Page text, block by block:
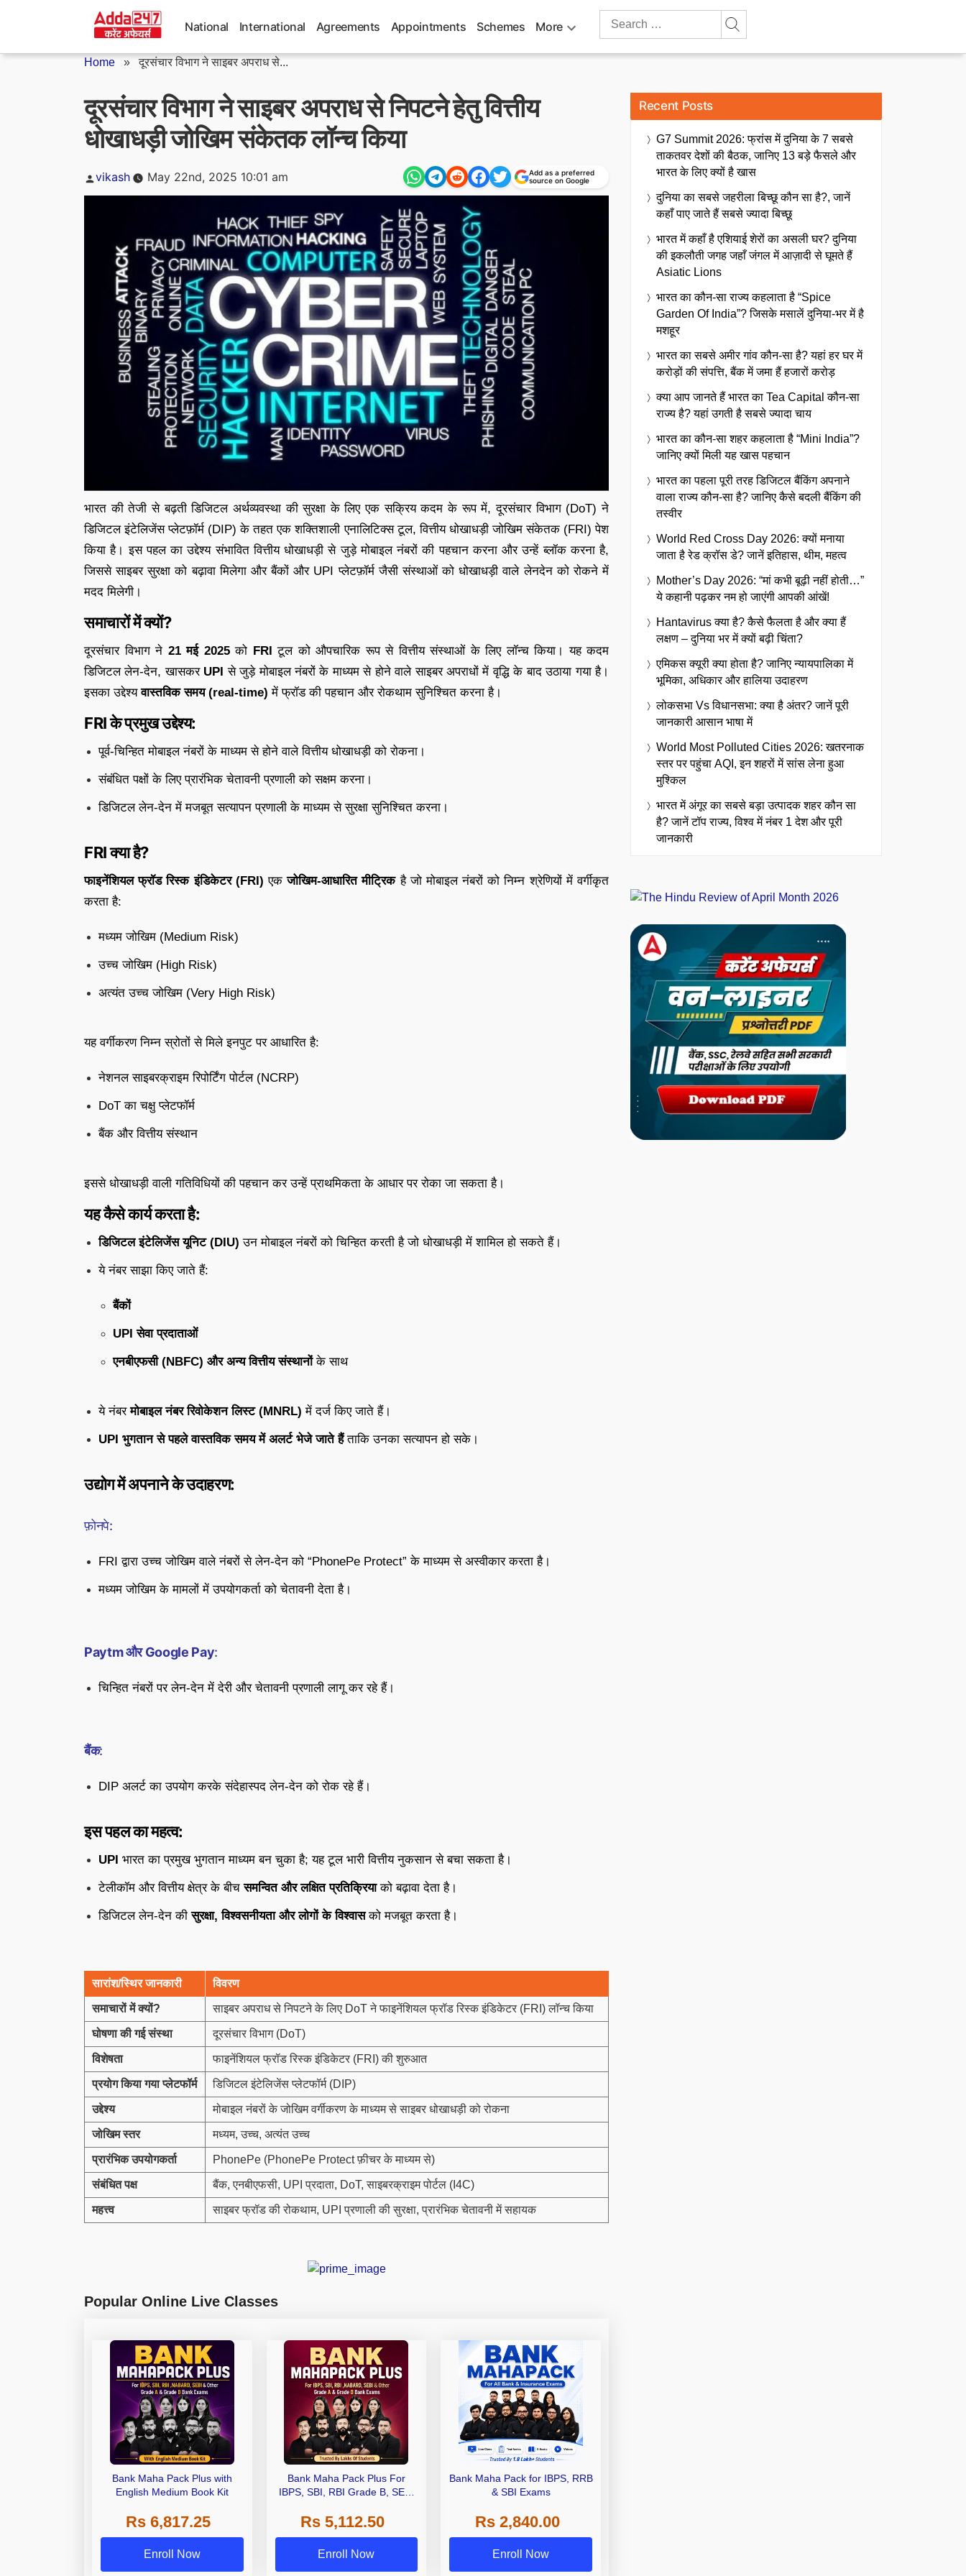
National International Agreements Appointments Schemes More
Search
Home »दूरसंचार विभाग ने साइबर अपराध से...
दूरसंचार विभाग ने साइबर अपराध से निपटने हेतु वित्तीय
धोखाधड़ी जोखिम संकेतक लॉन्च किया
Posted
vikash May 22nd, 2025 10:01 am
Add as a preferred
source on Google
भारत की तेजी से बढ़ती डिजिटल अर्थव्यवस्था की सुरक्षा के लिए एक सक्रिय कदम के रूप में, दूरसंचार विभाग (DoT) ने
डिजिटल इंटेलिजेंस प्लेटफ़ॉर्म (DIP) के तहत एक शक्तिशाली एनालिटिक्स टूल, वित्तीय धोखाधड़ी जोखिम संकेतक (FRI) पेश
किया है। इस पहल का उद्देश्य संभावित वित्तीय धोखाधड़ी से जुड़े मोबाइल नंबरों की पहचान करना और उन्हें ब्लॉक करना है,
जिससे साइबर सुरक्षा को बढ़ावा मिलेगा और बैंकों और UPI प्लेटफ़ॉर्म जैसी संस्थाओं को धोखाधड़ी वाले लेनदेन को रोकने में
मदद मिलेगी।
समाचारों में क्यों?
दूरसंचार विभाग ने 21 मई 2025को FRI टूल को औपचारिक रूप से वित्तीय संस्थाओं के लिए लॉन्च किया। यह कदम
डिजिटल लेन-देन, खासकर UPI से जुड़े मोबाइल नंबरों के माध्यम से होने वाले साइबर अपराधों में वृद्धि के बाद उठाया गया है।
इसका उद्देश्यवास्तविक समय (real-time) में फ्रॉड की पहचान और रोकथाम सुनिश्चित करना है।
FRI के प्रमुख उद्देश्य:
पूर्व-चिन्हित मोबाइल नंबरों के माध्यम से होने वाले वित्तीय धोखाधड़ी को रोकना।
संबंधित पक्षों के लिए प्रारंभिक चेतावनी प्रणाली को सक्षम करना।
डिजिटल लेन-देन में मजबूत सत्यापन प्रणाली के माध्यम से सुरक्षा सुनिश्चित करना।
FRI क्या है?
फाइनेंशियल फ्रॉड रिस्क इंडिकेटर (FRI) एकजोखिम-आधारित मीट्रिकहै जो मोबाइल नंबरों को निम्न श्रेणियों में वर्गीकृत
करता है:
मध्यम जोखिम (Medium Risk)
उच्च जोखिम (High Risk)
अत्यंत उच्च जोखिम (Very High Risk)
यह वर्गीकरण निम्न स्रोतों से मिले इनपुट पर आधारित है:
नेशनल साइबरक्राइम रिपोर्टिंग पोर्टल (NCRP)
DoT का चक्षु प्लेटफॉर्म
बैंक और वित्तीय संस्थान
इससे धोखाधड़ी वाली गतिविधियों की पहचान कर उन्हें प्राथमिकता के आधार पर रोका जा सकता है।
यह कैसे कार्य करता है:
डिजिटल इंटेलिजेंस यूनिट (DIU) उन मोबाइल नंबरों को चिन्हित करती है जो धोखाधड़ी में शामिल हो सकते हैं।
ये नंबर साझा किए जाते हैं:
बैंकों
UPI सेवा प्रदाताओं
एनबीएफसी (NBFC) और अन्य वित्तीय संस्थानोंके साथ
ये नंबरमोबाइल नंबर रिवोकेशन लिस्ट (MNRL) में दर्ज किए जाते हैं।
UPI भुगतान से पहले वास्तविक समय में अलर्ट भेजे जाते हैंताकि उनका सत्यापन हो सके।
उद्योग में अपनाने के उदाहरण:
फ़ोनपे:
FRI द्वारा उच्च जोखिम वाले नंबरों से लेन-देन को “PhonePe Protect” के माध्यम से अस्वीकार करता है।
मध्यम जोखिम के मामलों में उपयोगकर्ता को चेतावनी देता है।
Paytm और Google Pay:
चिन्हित नंबरों पर लेन-देन में देरी और चेतावनी प्रणाली लागू कर रहे हैं।
बैंक:
DIP अलर्ट का उपयोग करके संदेहास्पद लेन-देन को रोक रहे हैं।
इस पहल का महत्व:
UPI भारत का प्रमुख भुगतान माध्यम बन चुका है; यह टूल भारी वित्तीय नुकसान से बचा सकता है।
टेलीकॉम और वित्तीय क्षेत्र के बीचसमन्वित और लक्षित प्रतिक्रियाको बढ़ावा देता है।
डिजिटल लेन-देन कीसुरक्षा, विश्वसनीयता और लोगों के विश्वासको मजबूत करता है।
सारांश/स्थिर जानकारी विवरण
समाचारों में क्यों? साइबर अपराध से निपटने के लिए DoT ने फाइनेंशियल फ्रॉड रिस्क इंडिकेटर (FRI) लॉन्च किया
घोषणा की गई संस्था दूरसंचार विभाग (DoT)
विशेषता फाइनेंशियल फ्रॉड रिस्क इंडिकेटर (FRI) की शुरुआत
प्रयोग किया गया प्लेटफॉर्म डिजिटल इंटेलिजेंस प्लेटफॉर्म (DIP)
उद्देश्य मोबाइल नंबरों के जोखिम वर्गीकरण के माध्यम से साइबर धोखाधड़ी को रोकना
जोखिम स्तर मध्यम, उच्च, अत्यंत उच्च
प्रारंभिक उपयोगकर्ता PhonePe (PhonePe Protect फ़ीचर के माध्यम से)
संबंधित पक्ष बैंक, एनबीएफसी, UPI प्रदाता, DoT, साइबरक्राइम पोर्टल (I4C)
महत्त्व साइबर फ्रॉड की रोकथाम, UPI प्रणाली की सुरक्षा, प्रारंभिक चेतावनी में सहायक
Popular Online Live Classes
Bank Maha Pack Plus with
English Medium Book Kit
Rs 6,817.25
Enroll Now
Bank Maha Pack Plus For
IBPS, SBI, RBI Grade B, SEBI
Other Grade A & Grade B Bank
Exams
Rs 5,112.50
Enroll Now
Bank Maha Pack for IBPS, RRB
& SBI Exams
Rs 2,840.00
Enroll Now
Recent Posts
G7 Summit 2026: फ्रांस में दुनिया के 7 सबसे
ताकतवर देशों की बैठक, जानिए 13 बड़े फैसले और
भारत के लिए क्यों है खास
दुनिया का सबसे जहरीला बिच्छू कौन सा है?, जानें
कहाँ पाए जाते हैं सबसे ज्यादा बिच्छू
भारत में कहाँ है एशियाई शेरों का असली घर? दुनिया
की इकलौती जगह जहाँ जंगल में आज़ादी से घूमते हैं
Asiatic Lions
भारत का कौन-सा राज्य कहलाता है “Spice
Garden Of India”? जिसके मसालें दुनिया-भर में है
मशहूर
भारत का सबसे अमीर गांव कौन-सा है? यहां हर घर में
करोड़ों की संपत्ति, बैंक में जमा हैं हजारों करोड़
क्या आप जानते हैं भारत का Tea Capital कौन-सा
राज्य है? यहां उगती है सबसे ज्यादा चाय
भारत का कौन-सा शहर कहलाता है “Mini India”?
जानिए क्यों मिली यह खास पहचान
भारत का पहला पूरी तरह डिजिटल बैंकिंग अपनाने
वाला राज्य कौन-सा है? जानिए कैसे बदली बैंकिंग की
तस्वीर
World Red Cross Day 2026: क्यों मनाया
जाता है रेड क्रॉस डे? जानें इतिहास, थीम, महत्व
Mother’s Day 2026: “मां कभी बूढ़ी नहीं होती…”
ये कहानी पढ़कर नम हो जाएंगी आपकी आंखें!
Hantavirus क्या है? कैसे फैलता है और क्या हैं
लक्षण – दुनिया भर में क्यों बढ़ी चिंता?
एमिकस क्यूरी क्या होता है? जानिए न्यायपालिका में
भूमिका, अधिकार और हालिया उदाहरण
लोकसभा Vs विधानसभा: क्या है अंतर? जानें पूरी
जानकारी आसान भाषा में
World Most Polluted Cities 2026: खतरनाक
स्तर पर पहुंचा AQI, इन शहरों में सांस लेना हुआ
मुश्किल
भारत में अंगूर का सबसे बड़ा उत्पादक शहर कौन सा
है? जानें टॉप राज्य, विश्व में नंबर 1 देश और पूरी
जानकारी